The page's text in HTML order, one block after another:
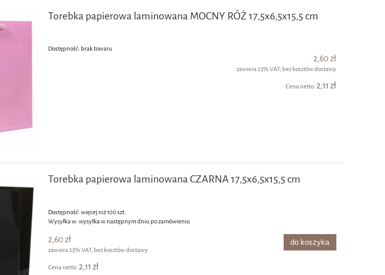
Torebka papierowa laminowana MOCNY RÓŻ 17,5x6,5x15,5 cm
Dostępność: brak towaru
2,60 zł
zawiera 23% VAT, bez kosztów dostawy
Cena netto: 2,11 zł
Torebka papierowa laminowana CZARNA 17,5x6,5x15,5 cm
Dostępność:więcej niż 100 szt.
Wysyłka w:wysyłka w następnym dniu po zamówieniu
2,60 zł
zawiera 23% VAT, bez kosztów dostawy
Cena netto: 2,11 zł
do koszyka